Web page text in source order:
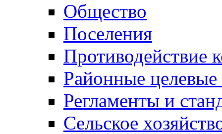
Общество
Поселения
Противодействие
Районные
Регламенты и
Сельское